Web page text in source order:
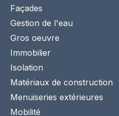
Façades
Gestion de l'eau
Gros oeuvre
Immobilier
Isolation
Matériaux de construction
Menuiseries extérieures
Mobilité